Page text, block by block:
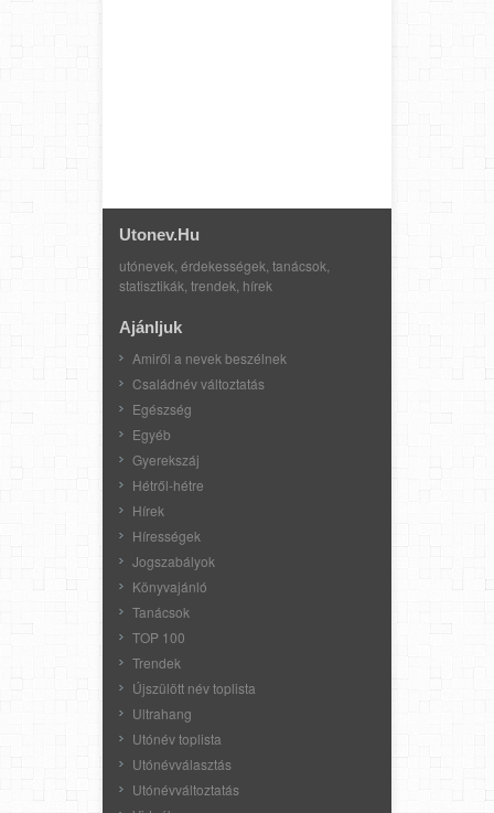
Utonev.hu
utónevek, érdekességek, tanácsok,
statisztikák, trendek, hírek
Ajánljuk
Amiről a nevek beszélnek
Családnév változtatás
Egészség
Egyéb
Gyerekszáj
Hétről-hétre
Hírek
Hírességek
Jogszabályok
Könyvajánló
Tanácsok
TOP 100
Trendek
Újszülött név toplista
Ultrahang
Utónév toplista
Utónévválasztás
Utónévváltoztatás